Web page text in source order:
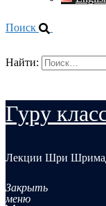
Поиск
Найти:
Гуру
Лекции Шри
Закрыть
меню